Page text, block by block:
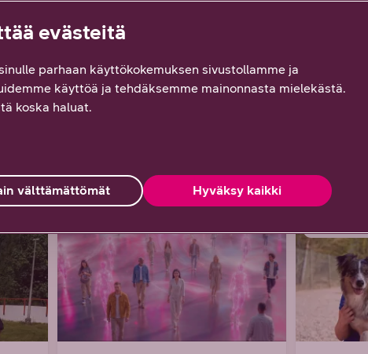
Ei hyödytä, ei vastannut
odotuksiani
evästeitä
parhaan käyttökokemuksen sivustollamme ja
käyttöä ja tehdäksemme mainonnasta mielekästä.
koska haluat.
välttämättömät Hyväksy kaikki